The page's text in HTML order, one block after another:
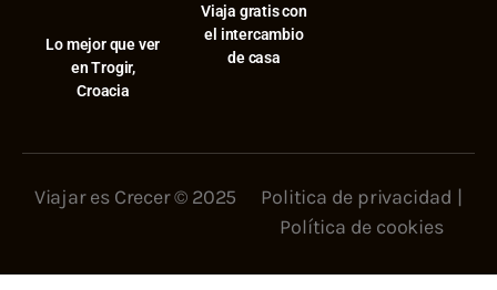
⁠Lo mejor que ver
en Trogir,
Croacia
Viaja gratis con
el intercambio
de casa
Viajar es Crecer © 2025 Politica de privacidad |
Política de cookies